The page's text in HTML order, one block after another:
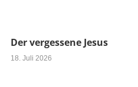
Der vergessene Jesus
18. Juli 2026